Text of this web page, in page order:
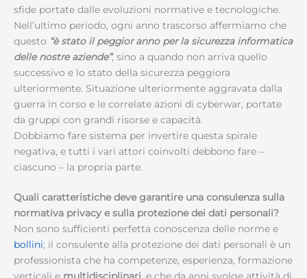
sfide portate dalle evoluzioni normative e tecnologiche.
Nell’ultimo periodo, ogni anno trascorso affermiamo che
questo “è stato il peggior anno per la sicurezza informatica
delle nostre aziende”, sino a quando non arriva quello
successivo e lo stato della sicurezza peggiora
ulteriormente. Situazione ulteriormente aggravata dalla
guerra in corso e le correlate azioni di cyberwar, portate
da gruppi con grandi risorse e capacità.
Dobbiamo fare sistema per invertire questa spirale
negativa, e tutti i vari attori coinvolti debbono fare –
ciascuno – la propria parte.
Quali caratteristiche deve garantire una consulenza sulla
normativa privacy e sulla protezione dei dati personali?
Non sono sufficienti perfetta conoscenza delle norme e
bollini; il consulente alla protezione dei dati personali è un
professionista che ha competenze, esperienza, formazione